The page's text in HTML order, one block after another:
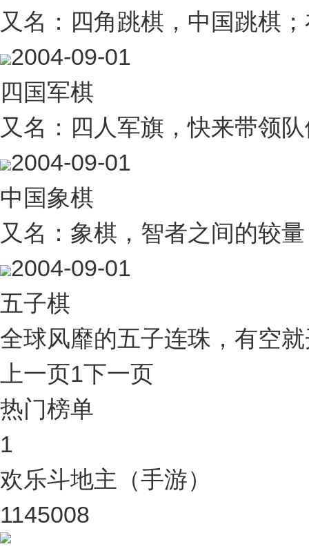
又名：四角跳棋，中国跳棋
2004-09-01
四国军棋
又名：四人军旗，快来带领
2004-09-01
中国象棋
又名：象棋，智者之间的较
2004-09-01
五子棋
全球风靡的五子连珠，有空
上一页1下一页
热门榜单
1
欢乐斗地主（手游）
1145008